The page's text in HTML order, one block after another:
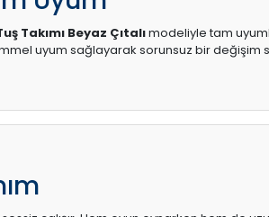
Takımı Beyaz Çıtalımodeliyle tam
uyum sağlayarak sorunsuz bir değişim